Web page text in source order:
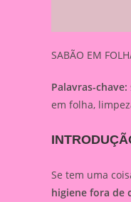
SABÃO EM
Palavras-chave:
em folha,
Se tem uma
higiene fora de